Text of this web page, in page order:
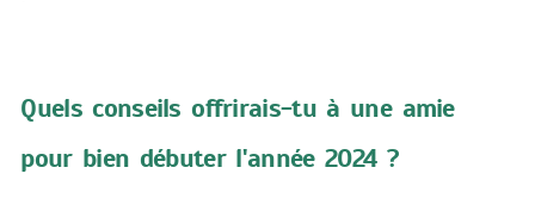
Quels conseils offrirais-tu à une amie
pour bien débuter l'année 2024 ?